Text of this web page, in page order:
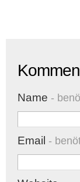
Name -
Email -